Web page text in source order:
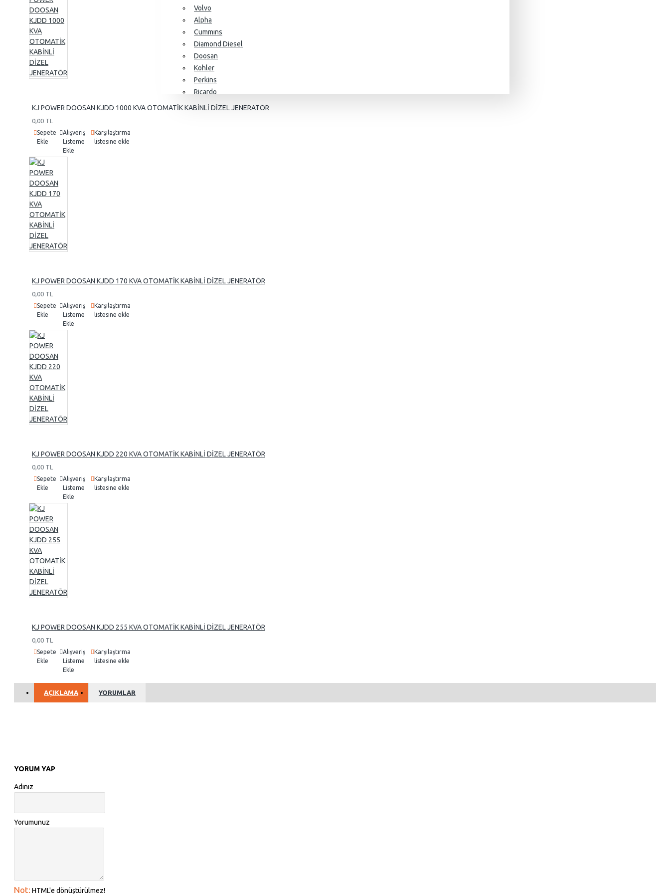
Volvo
Alpha
Cummıns
Diamond Diesel
Doosan
Kohler
Perkins
Ricardo
SDEC
KJ POWER DOOSAN KJDD 1000 KVA OTOMATİK KABİNLİ DİZEL JENERATÖR
0,00 TL
Sepete
Ekle
Alışveriş
Listeme
Ekle
Karşılaştırma
listesine ekle
KJ POWER DOOSAN KJDD 170 KVA OTOMATİK KABİNLİ DİZEL JENERATÖR
0,00 TL
Sepete
Ekle
Alışveriş
Listeme
Ekle
Karşılaştırma
listesine ekle
KJ POWER DOOSAN KJDD 220 KVA OTOMATİK KABİNLİ DİZEL JENERATÖR
0,00 TL
Sepete
Ekle
Alışveriş
Listeme
Ekle
Karşılaştırma
listesine ekle
KJ POWER DOOSAN KJDD 255 KVA OTOMATİK KABİNLİ DİZEL JENERATÖR
0,00 TL
Sepete
Ekle
Alışveriş
Listeme
Ekle
Karşılaştırma
listesine ekle
AÇIKLAMA YORUMLAR
YORUM YAP
Adınız
Yorumunuz
Not: HTML'e dönüştürülmez!